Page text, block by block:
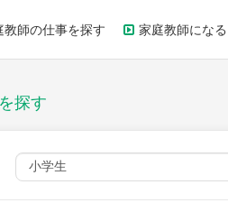
教師の仕事を探す 家庭教師になる
探す